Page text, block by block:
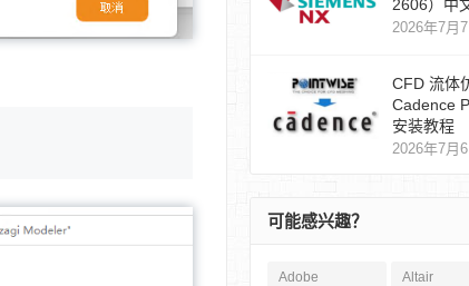
2606）中
2026年7月7
CFD 流体
Cadence
安装教程
2026年7月6
可能感兴趣？
Adobe Altair